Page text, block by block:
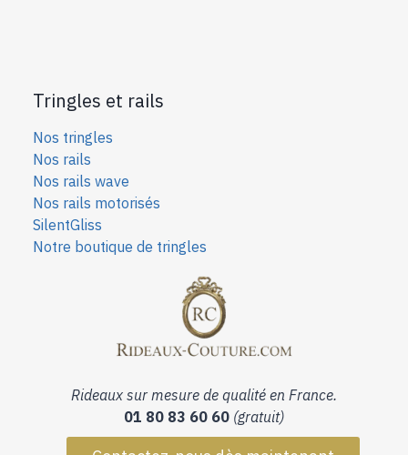
Tringles et rails
Nos tringles
Nos rails
Nos rails wave
Nos rails motorisés
SilentGliss
Notre boutique de tringles
Rideaux sur mesure de qualité en France.
01 80 83 60 60 (gratuit)